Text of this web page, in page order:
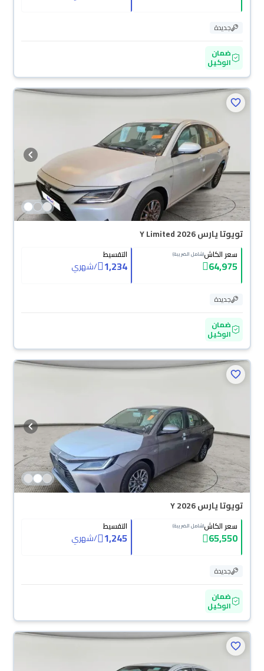
جديدة
ضمان
الوكيل
تويوتا يارس Y Limited 2026
سعر الكاش(شامل الضريبة)
64,975
التقسيط
1,234
/شهري
جديدة
ضمان
الوكيل
تويوتا يارس Y 2026
سعر الكاش(شامل الضريبة)
65,550
التقسيط
1,245
/شهري
جديدة
ضمان
الوكيل